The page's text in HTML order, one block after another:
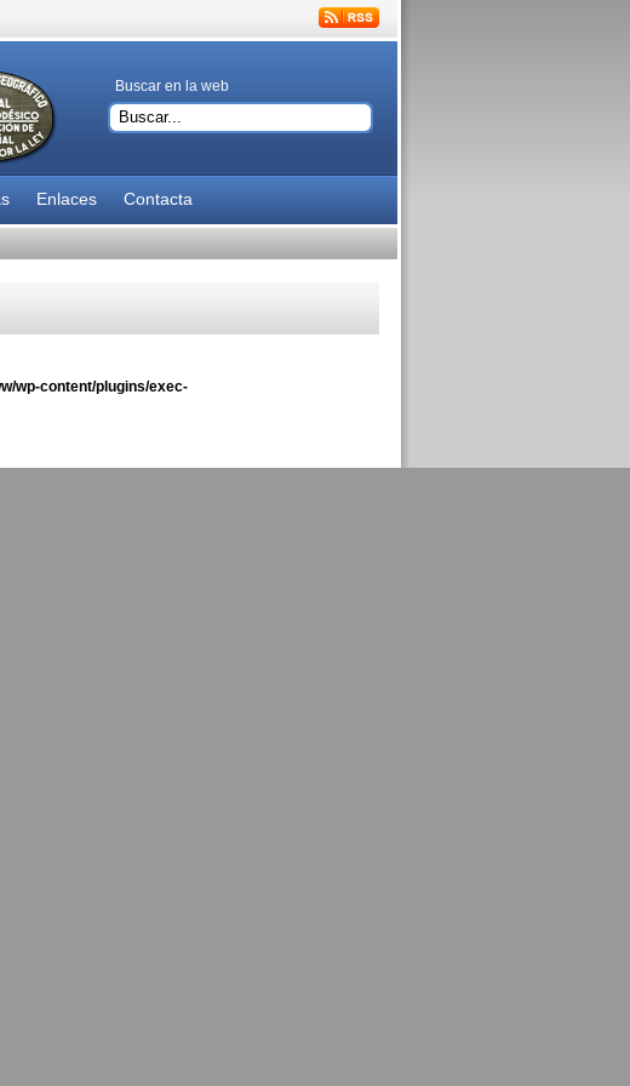
Buscar en la web
Enlaces Contacta
wp-content/plugins/exec-